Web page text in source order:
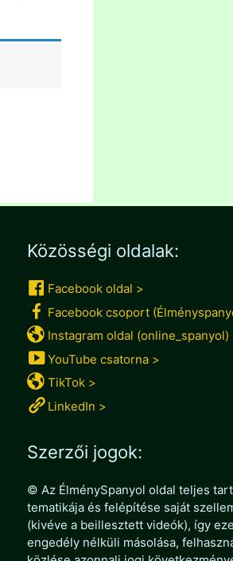
Közösségi oldalak:
Facebook oldal >
Facebook csoport
Instagram oldal (online_spanyol)
YouTube csatorna >
TikTok >
LinkedIn >
Szerzői jogok:
© Az ÉlménySpanyol oldal teljes
tematikája és felépítése saját
(kivéve a beillesztett videók), így
engedély nélküli másolása,